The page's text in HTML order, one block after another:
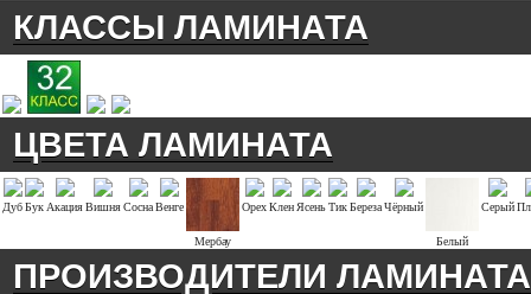
КЛАССЫ ЛАМИНАТА
ЦВЕТА ЛАМИНАТА
ДубБук АкацияВишняСоснаВенге
Мербау
ОрехКлен ЯсеньТикБерезаЧёрный
Белый
Серый
ПРОИЗВОДИТЕЛИ ЛАМИНАТА